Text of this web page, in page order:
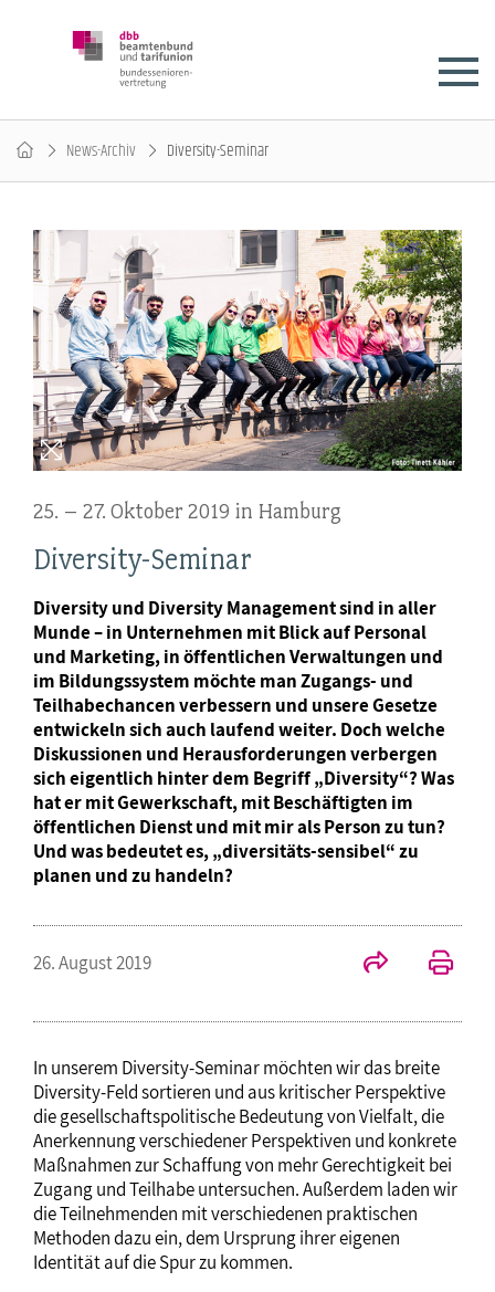
News-Archiv Diversity-Seminar
25. – 27. Oktober 2019 in Hamburg
Diversity-Seminar
Diversity und Diversity Management sind in aller
Munde – in Unternehmen mit Blick auf Personal
und Marketing, in öffentlichen Verwaltungen und
im Bildungssystem möchte man Zugangs- und
Teilhabechancen verbessern und unsere Gesetze
entwickeln sich auch laufend weiter. Doch welche
Diskussionen und Herausforderungen verbergen
sich eigentlich hinter dem Begriff „Diversity“? Was
hat er mit Gewerkschaft, mit Beschäftigten im
öffentlichen Dienst und mit mir als Person zu tun?
Und was bedeutet es, „diversitäts-sensibel“ zu
planen und zu handeln?
26. August 2019
In unserem Diversity-Seminar möchten wir das breite
Diversity-Feld sortieren und aus kritischer Perspektive
die gesellschaftspolitische Bedeutung von Vielfalt, die
Anerkennung verschiedener Perspektiven und konkrete
Maßnahmen zur Schaffung von mehr Gerechtigkeit bei
Zugang und Teilhabe untersuchen. Außerdem laden wir
die Teilnehmenden mit verschiedenen praktischen
Methoden dazu ein, dem Ursprung ihrer eigenen
Identität auf die Spur zu kommen.